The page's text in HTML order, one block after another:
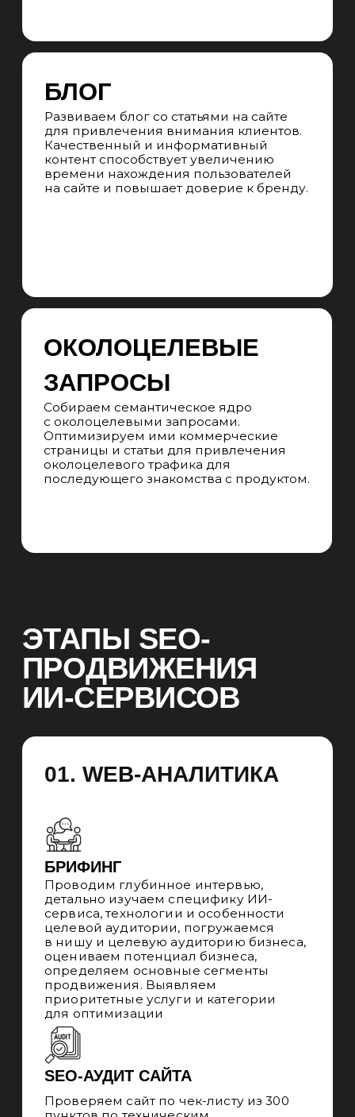
внимание уделяем выявлению
околоцелевого трафика — запросов,
СТРУКТУРА САЙТА
Прорабатываем структуру сайта
на основе семантики. Формируем
наглядную mindmap-структуру сайта,
учитываем все кластеры
семантического ядра и проектируем
для каждого отдельную посадочную
страницу.
Проводим глубокий анализ целевой
аудитории ИИ-сервиса для выявления
и экспертном контенте. Разрабатываем
матрицу контента, ориентированную
применения и сравнения
с альтернативными решениями, что
способствует привлечению
квалифицированного трафика
и повышению доверия.
квалифицированных лидах
Прогнозируем сроки выхода
продвижения на окупаемость
и прибыль в 1 год продвижения.
Результат:
Провели исследование рынка, целевой
аудитории и конкурентов. Оценили
целевую аудиторию сайта ИИ-сервиса
и выявили основные сегменты
разрабатываем план на будущее:
определяем ключевые задачи
на внедрение.